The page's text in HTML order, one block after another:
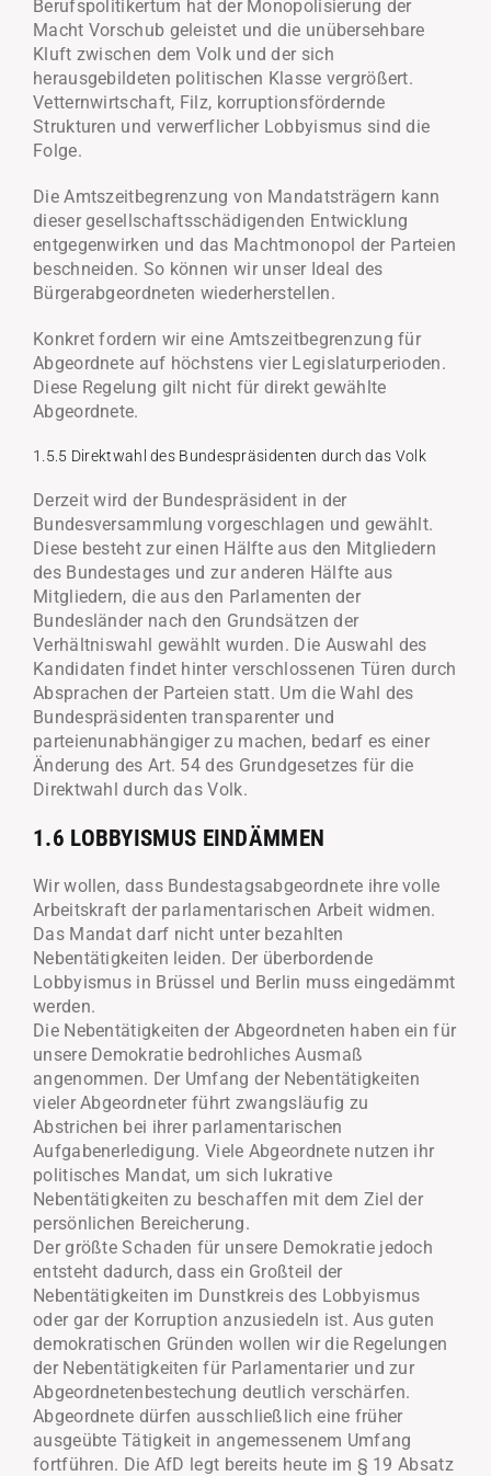
Berufspolitikertum hat der Monopolisierung der
Macht Vorschub geleistet und die unübersehbare
Kluft zwischen dem Volk und der sich
herausgebildeten politischen Klasse vergrößert.
Vetternwirtschaft, Filz, korruptionsfördernde
Strukturen und verwerflicher Lobbyismus sind die
Folge.
Die Amtszeitbegrenzung von Mandatsträgern kann
dieser gesellschaftsschädigenden Entwicklung
entgegenwirken und das Machtmonopol der Parteien
beschneiden. So können wir unser Ideal des
Bürgerabgeordneten wiederherstellen.
Konkret fordern wir eine Amtszeitbegrenzung für
Abgeordnete auf höchstens vier Legislaturperioden.
Diese Regelung gilt nicht für direkt gewählte
Abgeordnete.
1.5.5 Direktwahl des Bundespräsidenten durch das Volk
Derzeit wird der Bundespräsident in der
Bundesversammlung vorgeschlagen und gewählt.
Diese besteht zur einen Hälfte aus den Mitgliedern
des Bundestages und zur anderen Hälfte aus
Mitgliedern, die aus den Parlamenten der
Bundesländer nach den Grundsätzen der
Verhältniswahl gewählt wurden. Die Auswahl des
Kandidaten findet hinter verschlossenen Türen durch
Absprachen der Parteien statt. Um die Wahl des
Bundespräsidenten transparenter und
parteienunabhängiger zu machen, bedarf es einer
Änderung des Art. 54 des Grundgesetzes für die
Direktwahl durch das Volk.
1.6 LOBBYISMUS EINDÄMMEN
Wir wollen, dass Bundestagsabgeordnete ihre volle
Arbeitskraft der parlamentarischen Arbeit widmen.
Das Mandat darf nicht unter bezahlten
Nebentätigkeiten leiden. Der überbordende
Lobbyismus in Brüssel und Berlin muss eingedämmt
werden.
Die Nebentätigkeiten der Abgeordneten haben ein für
unsere Demokratie bedrohliches Ausmaß
angenommen. Der Umfang der Nebentätigkeiten
vieler Abgeordneter führt zwangsläufig zu
Abstrichen bei ihrer parlamentarischen
Aufgabenerledigung. Viele Abgeordnete nutzen ihr
politisches Mandat, um sich lukrative
Nebentätigkeiten zu beschaffen mit dem Ziel der
persönlichen Bereicherung.
Der größte Schaden für unsere Demokratie jedoch
entsteht dadurch, dass ein Großteil der
Nebentätigkeiten im Dunstkreis des Lobbyismus
oder gar der Korruption anzusiedeln ist. Aus guten
demokratischen Gründen wollen wir die Regelungen
der Nebentätigkeiten für Parlamentarier und zur
Abgeordnetenbestechung deutlich verschärfen.
Abgeordnete dürfen ausschließlich eine früher
ausgeübte Tätigkeit in angemessenem Umfang
fortführen. Die AfD legt bereits heute im § 19 Absatz